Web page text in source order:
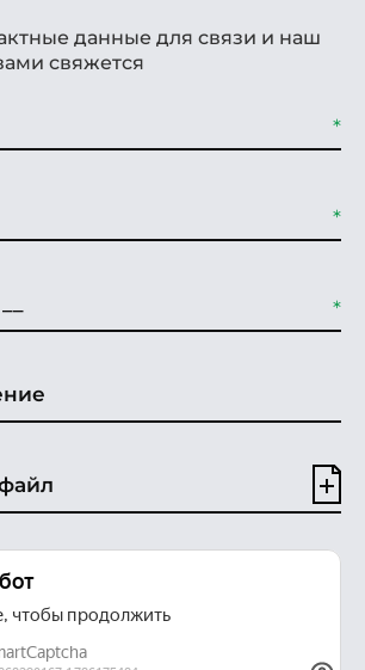
данные для связи и наш
свяжется